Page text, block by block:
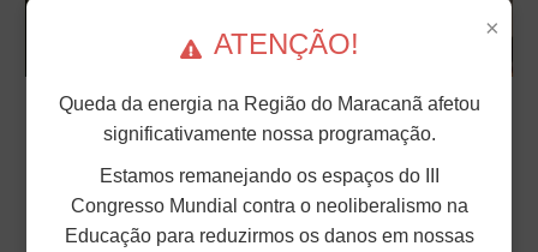
Em ação violenta, PM invade campus da
USP para acabar com ocupação da
reitoria
Na madrugada de sábado (9) para domingo (10), a
Polícia Militar de São Paulo invadiu o prédio da
Reitoria da Universidade de São Paulo (USP) para
×
ATENÇÃO!
Queda da energia na Região do Maracanã afetou
significativamente nossa programação.
Estamos remanejando os espaços do III
Congresso Mundial contra o neoliberalismo na
Educação para reduzirmos os danos em nossas